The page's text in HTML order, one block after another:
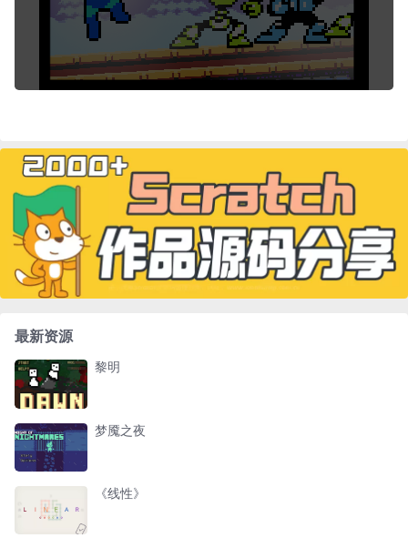
最新资源
黎明
梦魇之夜
《线性》